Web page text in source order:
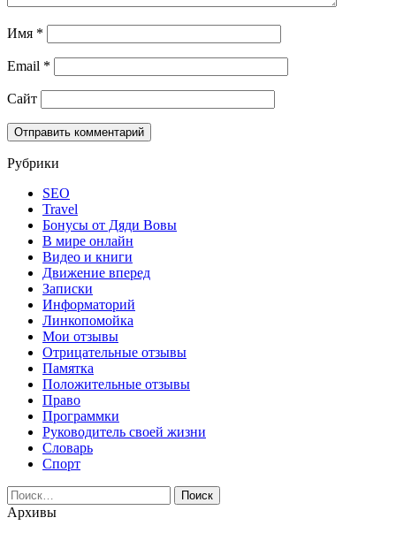
Имя *
Email *
Сайт
Рубрики
SEO
Travel
Бонусы от Дяди Вовы
В мире онлайн
Видео и книги
Движение вперед
Записки
Информаторий
Линкопомойка
Мои отзывы
Отрицательные отзывы
Памятка
Положительные отзывы
Право
Программки
Руководитель своей жизни
Словарь
Спорт
Найти:
Архивы